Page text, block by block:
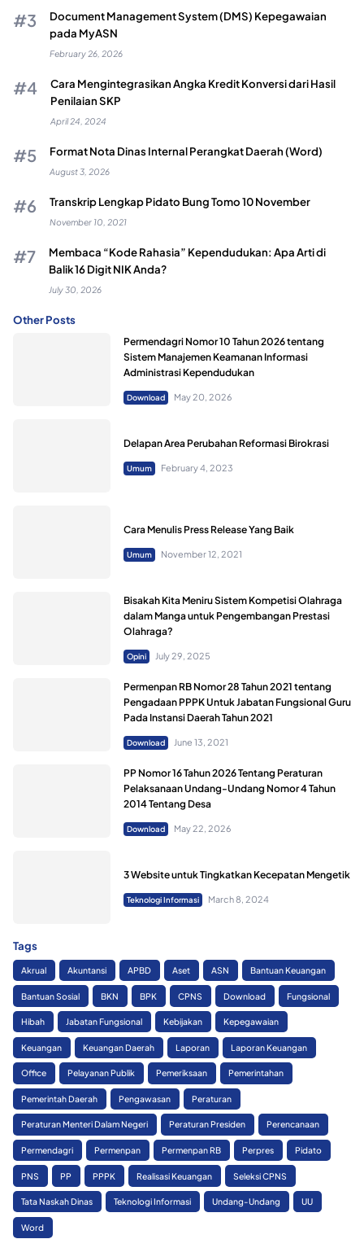
Document Management System (DMS) Kepegawaian
pada MyASN
February 26, 2026
Cara Mengintegrasikan Angka Kredit Konversi dari Hasil
Penilaian SKP
April 24, 2024
Format Nota Dinas Internal Perangkat Daerah (Word)
August 3, 2026
Transkrip Lengkap Pidato Bung Tomo 10 November
November 10, 2021
Membaca “Kode Rahasia” Kependudukan: Apa Arti di
Balik 16 Digit NIK Anda?
July 30, 2026
Other Posts
Permendagri Nomor 10 Tahun 2026 tentang
Sistem Manajemen Keamanan Informasi
Administrasi Kependudukan
Download May 20, 2026
Delapan Area Perubahan Reformasi Birokrasi
Umum February 4, 2023
Cara Menulis Press Release Yang Baik
Umum November 12, 2021
Bisakah Kita Meniru Sistem Kompetisi Olahraga
dalam Manga untuk Pengembangan Prestasi
Olahraga?
Opini July 29, 2025
Permenpan RB Nomor 28 Tahun 2021 tentang
Pengadaan PPPK Untuk Jabatan Fungsional Guru
Pada Instansi Daerah Tahun 2021
Download June 13, 2021
PP Nomor 16 Tahun 2026 Tentang Peraturan
Pelaksanaan Undang-Undang Nomor 4 Tahun
2014 Tentang Desa
Download May 22, 2026
3 Website untuk Tingkatkan Kecepatan Mengetik
Teknologi Informasi March 8, 2024
Tags
Akrual Akuntansi APBD Aset ASN Bantuan Keuangan
Bantuan Sosial BKN BPK CPNS Download Fungsional
Hibah Jabatan Fungsional Kebijakan Kepegawaian
Keuangan Keuangan Daerah Laporan Laporan Keuangan
Office Pelayanan Publik Pemeriksaan Pemerintahan
Pemerintah Daerah Pengawasan Peraturan
Peraturan Menteri Dalam Negeri Peraturan Presiden Perencanaan
Permendagri Permenpan Permenpan RB Perpres Pidato
PNS PP PPPK Realisasi Keuangan Seleksi CPNS
Tata Naskah Dinas Teknologi Informasi Undang-Undang UU
Word